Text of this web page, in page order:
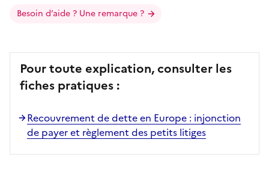
Besoin d’aide ? Une remarque ?
Pour toute explication, consulter les
fiches pratiques :
Recouvrement de dette en Europe : injonction
de payer et règlement des petits litiges